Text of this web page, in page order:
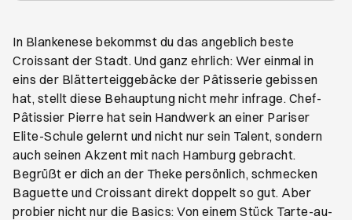
In Blankenese bekommst du das angeblich beste
Croissant der Stadt. Und ganz ehrlich: Wer einmal in
eins der Blätterteiggebäcke der Pâtisserie gebissen
hat, stellt diese Behauptung nicht mehr infrage. Chef-
Pâtissier Pierre hat sein Handwerk an einer Pariser
Elite-Schule gelernt und nicht nur sein Talent, sondern
auch seinen Akzent mit nach Hamburg gebracht.
Begrüßt er dich an der Theke persönlich, schmecken
Baguette und Croissant direkt doppelt so gut. Aber
probier nicht nur die Basics: Von einem Stück Tarte-au-